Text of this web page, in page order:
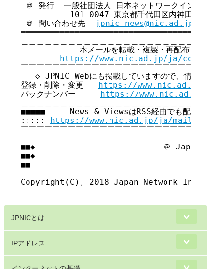
＠ 発行  一般社団法人 日本ネットワークインフォメ
101-0047 東京都千代田区内神田3-6-2
＠ 問い合わせ先
jpnic-news@nic.ad.jp
━━━━━━━━━━━━━━━━━━━━━━━━━━━━━━━━━━━
本メールを転載・複製・再配布・引用
https://www.nic.ad.jp/ja/
￣￣￣￣￣￣￣￣￣￣￣￣￣￣￣￣￣￣￣￣￣￣￣￣
◇ JPNIC Webにも掲載していますので、情報共有
登録・削除・変更 https://www.nic.ad.jp/ja/
バックナンバー https://www.nic.ad.jp/ja/
■■■■■     News & ViewsはRSS経由でも配信し
::::: https://www.nic.ad.jp/ja/
￣￣￣￣￣￣￣￣￣￣￣￣￣￣￣￣￣￣￣￣￣￣￣￣
■■◆                          ＠ Japan
■■◆
■■
Copyright(C), 2018 Japan Network
JPNICとは
IPアドレス